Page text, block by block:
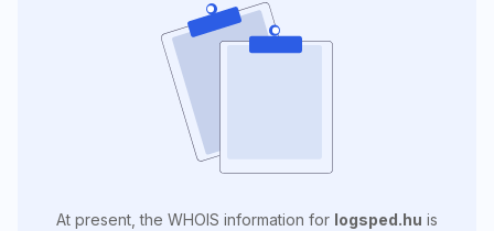
At present, the WHOIS information for logsped.hu is